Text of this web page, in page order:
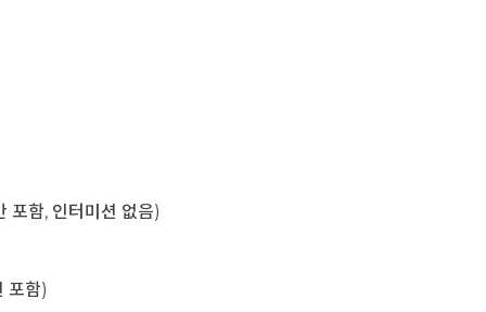
함, 인터미션 없음)
포함)